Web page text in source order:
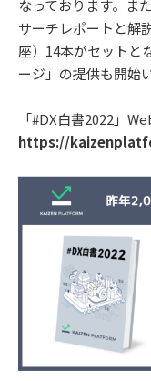
なっております。ま
サーチレポートと解
座）14本がセットと
ージ」の提供も開始
「#DX白書2022」
https://